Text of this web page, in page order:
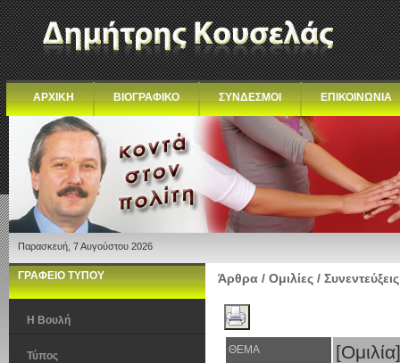
ΑΡΧΙΚΗ ΒΙΟΓΡΑΦΙΚΟ ΣΥΝΔΕΣΜΟΙ ΕΠΙΚΟΙΝΩΝΙΑ
Παρασκευή, 7 Αυγούστου 2026
ΓΡΑΦΕΙΟ ΤΥΠΟΥ
Η Βουλή
Τύπος
Άρθρα / Ομιλίες / Συνεντεύξεις
ΘΕΜΑ